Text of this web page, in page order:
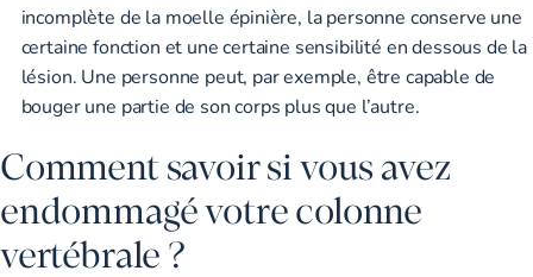
incomplète de la moelle épinière, la personne conserve une
certaine fonction et une certaine sensibilité en dessous de la
lésion. Une personne peut, par exemple, être capable de
bouger une partie de son corps plus que l’autre.
Comment savoir si vous avez
endommagé votre colonne
vertébrale ?